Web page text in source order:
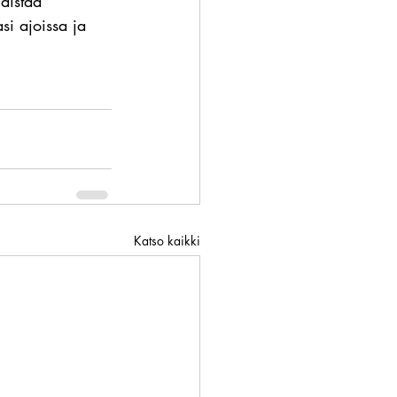
ajoissa ja
Katso kaikki